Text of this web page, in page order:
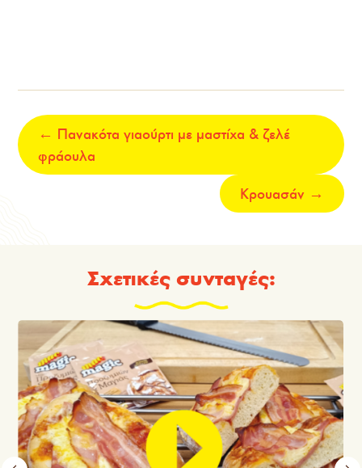
← Πανακότα γιαούρτι με μαστίχα & ζελέ
φράουλα
Κρουασάν→
Σχετικές συνταγές: